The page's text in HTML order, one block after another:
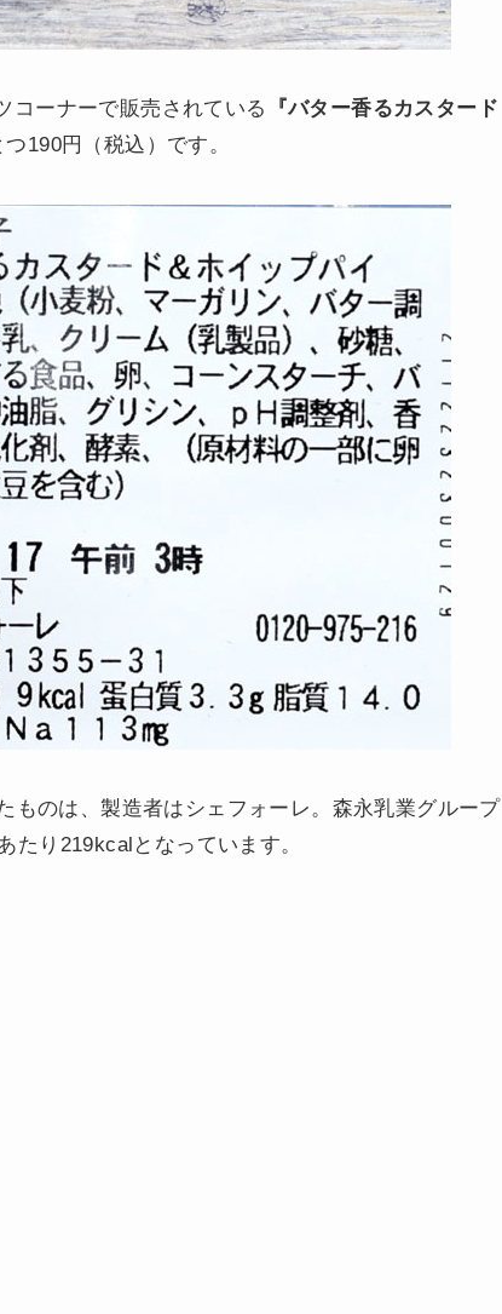
コーナーで販売されている
『バター香るカスタード
190円（税込）です。
ものは、製造者はシェフォーレ。森永乳業グループ
たり219kcalとなっています。